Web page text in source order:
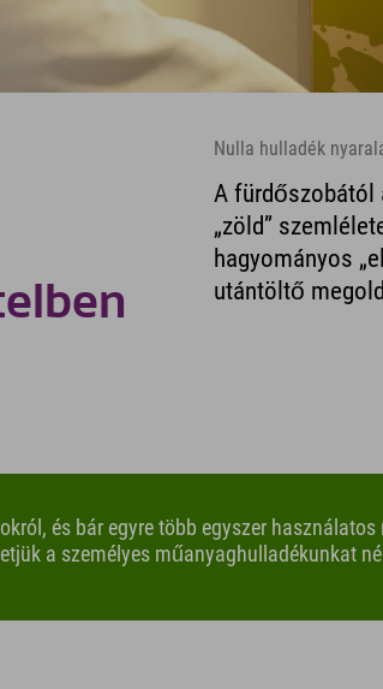
Nulla hulladék
A fürdőszobától
„zöld”
hagyományos
utántöltő
és bár egyre több egyszer
a személyes műanyaghulladékunkat